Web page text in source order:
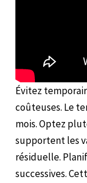
Évitez
coûteuses. Le
mois. Optez
supportent les
résiduelle.
successives.